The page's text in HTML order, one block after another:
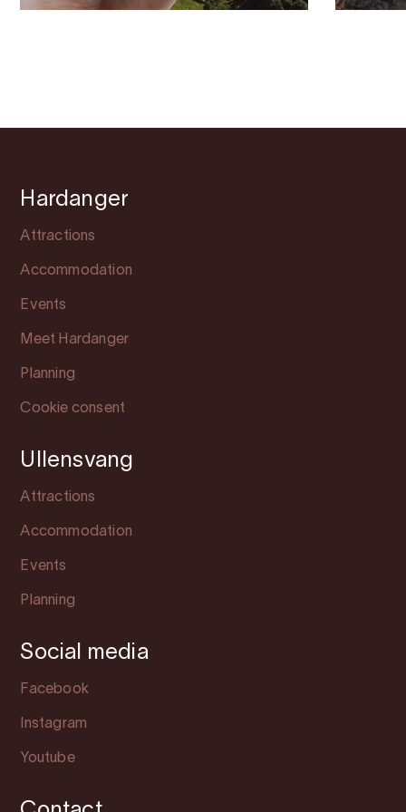
Hardanger
Attractions
Accommodation
Events
Meet Hardanger
Planning
Cookie consent
Ullensvang
Attractions
Accommodation
Events
Planning
Social media
Facebook
Instagram
Youtube